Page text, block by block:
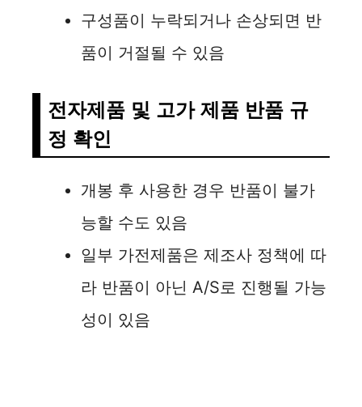
구성품이 누락되거나 손상되면 반
품이 거절될 수 있음
전자제품 및 고가 제품 반품 규
정 확인
개봉 후 사용한 경우 반품이 불가
능할 수도 있음
일부 가전제품은 제조사 정책에 따
라 반품이 아닌 A/S로 진행될 가능
성이 있음